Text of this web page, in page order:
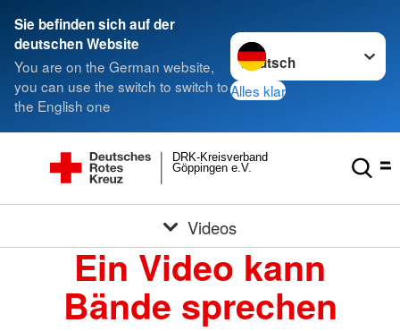
Sie befinden sich auf der
deutschen Website
You are on the German website,
you can use the switch to switch to
the English one
Sprache wechseln zu
Alles klar
Göppingen e.V.
DRK-Kreisverband
Videos
Ein Video kann
Bände sprechen